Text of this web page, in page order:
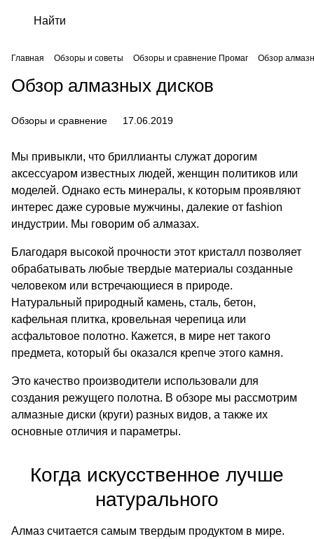
Главная Обзоры и советы Обзоры и сравнение Промаг Обзор
Обзор алмазных дисков
Обзоры и сравнение 17.06.2019
Мы привыкли, что бриллианты служат дорогим
аксессуаром известных людей, женщин политиков или
моделей. Однако есть минералы, к которым проявляют
интерес даже суровые мужчины, далекие от fashion
индустрии. Мы говорим об алмазах.
Благодаря высокой прочности этот кристалл позволяет
обрабатывать любые твердые материалы созданные
человеком или встречающиеся в природе.
Натуральный природный камень, сталь, бетон,
кафельная плитка, кровельная черепица или
асфальтовое полотно. Кажется, в мире нет такого
предмета, который бы оказался крепче этого камня.
Это качество производители использовали для
создания режущего полотна. В обзоре мы рассмотрим
алмазные диски (круги) разных видов, а также их
основные отличия и параметры.
Когда искусственное лучше
натурального
Алмаз считается самым твердым продуктом в мире.